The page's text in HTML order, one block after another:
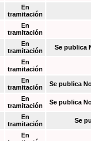
En
tramitación
En
tramitación
En
tramitación
Se publica
En
tramitación
En
tramitación
Se publica
En
tramitación
Se publica
En
tramitación
Se
En